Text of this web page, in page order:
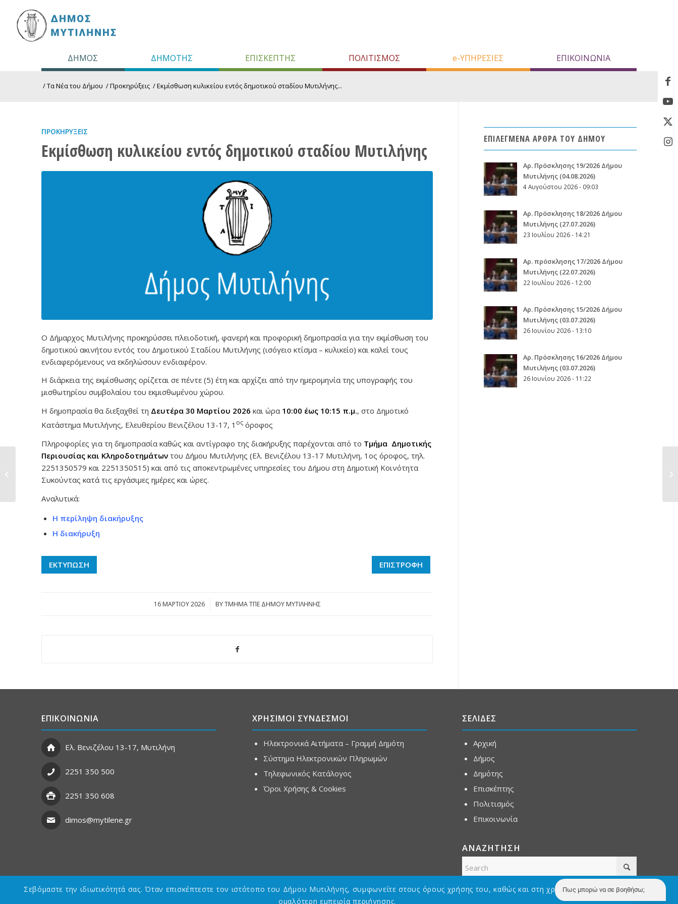
ΔΗΜΟΣ ΔΗΜΟΤΗΣ ΕΠΙΣΚΕΠΤΗΣ ΠΟΛΙΤΙΣΜΟΣ e-ΥΠΗΡΕΣΙΕΣ ΕΠΙΚΟΙΝΩΝΙΑ
/Τα Νέα του Δήμου /Προκηρύξεις /Εκμίσθωση κυλικείου εντός δημοτικού σταδίου Μυτιλήνης...
ΠΡΟΚΗΡΎΞΕΙΣ
Εκμίσθωση κυλικείου εντός δημοτικού σταδίου Μυτιλήνης
Ο Δήμαρχος Μυτιλήνης προκηρύσσει πλειοδοτική, φανερή και προφορική δημοπρασία για την εκμίσθωση του
δημοτικού ακινήτου εντός του Δημοτικού Σταδίου Μυτιλήνης (ισόγειο κτίσμα – κυλικείο) και καλεί τους
ενδιαφερόμενους να εκδηλώσουν ενδιαφέρον.
Η διάρκεια της εκμίσθωσης ορίζεται σε πέντε (5) έτη και αρχίζει από την ημερομηνία της υπογραφής του
μισθωτηρίου συμβολαίου του εκμισθωμένου χώρου.
Η δημοπρασία θα διεξαχθεί τη Δευτέρα 30 Μαρτίου 2026 και ώρα 10:00 έως 10:15 π.μ., στο Δημοτικό
Κατάστημα Μυτιλήνης, Ελευθερίου Βενιζέλου 13-17, 1 ος όροφος
Πληροφορίες για τη δημοπρασία καθώς και αντίγραφο της διακήρυξης παρέχονται από το Τμήμα Δημοτικής
Περιουσίας και Κληροδοτημάτων του Δήμου Μυτιλήνης (Ελ. Βενιζέλου 13-17 Μυτιλήνη, 1ος όροφος, τηλ.
2251350579 και 2251350515) και από τις αποκεντρωμένες υπηρεσίες του Δήμου στη Δημοτική Κοινότητα
Συκούντας κατά τις εργάσιμες ημέρες και ώρες.
Αναλυτικά:
Η περίληψη διακήρυξης
Η διακήρυξη
ΕΚΤΥΠΩΣΗ ΕΠΙΣΤΡΟΦΗ
16 ΜΑΡΤΊΟΥ 2026
/ BYΤΜΗΜΑ ΤΠΕ ΔΗΜΟΥ ΜΥΤΙΛΗΝΗΣ
ΕΠΙΛΕΓΜΕΝΑ ΑΡΘΡΑ ΤΟΥ ΔΗΜΟΥ
Aρ. Πρόσκλησης 19/2026 Δήμου
Μυτιλήνης (04.08.2026)
4 Αυγούστου 2026 - 09:03
Aρ. Πρόσκλησης 18/2026 Δήμου
Μυτιλήνης (27.07.2026)
23 Ιουλίου 2026 - 14:21
Αρ. πρόσκλησης 17/2026 Δήμου
Μυτιλήνης (22.07.2026)
22 Ιουλίου 2026 - 12:00
Aρ. Πρόσκλησης 15/2026 Δήμου
Μυτιλήνης (03.07.2026)
26 Ιουνίου 2026 - 13:10
Aρ. Πρόσκλησης 16/2026 Δήμου
Μυτιλήνης (03.07.2026)
26 Ιουνίου 2026 - 11:22
ΕΠΙΚΟΙΝΩΝΙΑ
Ελ. Βενιζέλου 13-17, Μυτιλήνη
2251 350 500
2251 350 608
dimos@mytilene.gr
ΧΡΗΣΙΜΟΙ ΣΥΝΔΕΣΜΟΙ
Ηλεκτρονικά Αιτήματα – Γραμμή Δημότη
Σύστημα Ηλεκτρονικών Πληρωμών
Τηλεφωνικός Κατάλογος
Όροι Χρήσης & Cookies
ΣΕΛΙΔΕΣ
Αρχική
Δήμος
Δημότης
Επισκέπτης
Πολιτισμός
Επικοινωνία
ΑΝΑΖΗΤΗΣΗ
Δράση καθαρισμού
μονοπατιών στις
Πηγές Κρατήγου...
Σεβόμαστε την ιδιωτικότητά σας. Όταν επισκέπτεστε τον ιστότοπο του Δήμου Μυτιλήνης, συμφωνείτε στους όρους χρήσης του, καθώς και στη χρήση Cookies με σκοπό την
ομαλότερη εμπειρία περιήγησης.
Πως μπορώ να σε βοηθήσω;